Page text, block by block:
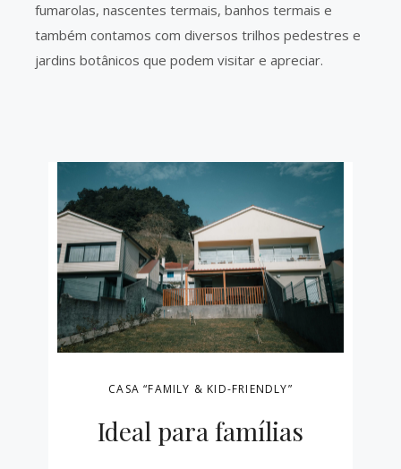
fumarolas, nascentes termais, banhos termais e
também contamos com diversos trilhos pedestres e
jardins botânicos que podem visitar e apreciar.
CASA “FAMILY & KID-FRIENDLY”
Ideal para famílias